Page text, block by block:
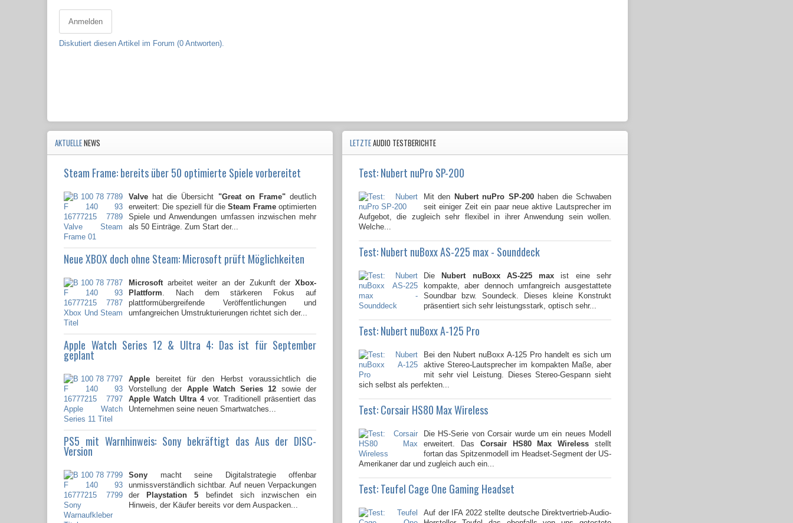
Anmelden
Diskutiert diesen Artikel im Forum (0 Antworten).
AKTUELLENEWS
Steam Frame: bereits über 50 optimierte Spiele vorbereitet
Valve hat die Übersicht "Great on Frame"deutlich
erweitert: Die speziell für die Steam Frame optimierten
Spiele und Anwendungen umfassen inzwischen mehr
als 50 Einträge. Zum Start der...
Neue XBOX doch ohne Steam: Microsoft prüft Möglichkeiten
Microsoft arbeitet weiter an der Zukunft der Xbox-
Plattform . Nach dem stärkeren Fokus auf
plattformübergreifende Veröffentlichungen und
umfangreichen Umstrukturierungen richtet sich der...
Apple Watch Series 12 & Ultra 4: Das ist für September
geplant
Apple bereitet für den Herbst voraussichtlich die
Vorstellung der Apple Watch Series 12 sowie der
Apple Watch Ultra 4vor. Traditionell präsentiert das
Unternehmen seine neuen Smartwatches...
PS5 mit Warnhinweis: Sony bekräftigt das Aus der DISC-
Version
Sony macht seine Digitalstrategie offenbar
unmissverständlich sichtbar. Auf neuen Verpackungen
derPlaystation 5 befindet sich inzwischen ein
Hinweis, der Käufer bereits vor dem Auspacken...
LETZTEAUDIO TESTBERICHTE
Test: Nubert nuPro SP-200
Mit den Nubert nuPro SP-200haben die Schwaben
seit einiger Zeit ein paar neue aktive Lautsprecher im
Aufgebot, die zugleich sehr flexibel in ihrer Anwendung sein wollen.
Welche...
Test: Nubert nuBoxx AS-225 max - Sounddeck
DieNubert nuBoxx AS-225 max ist eine sehr
kompakte, aber dennoch umfangreich ausgestattete
Soundbar bzw. Soundeck. Dieses kleine Konstrukt
präsentiert sich sehr leistungsstark, optisch sehr...
Test: Nubert nuBoxx A-125 Pro
Bei den Nubert nuBoxx A-125 Pro handelt es sich um
aktive Stereo-Lautsprecher im kompakten Maße, aber
mit sehr viel Leistung. Dieses Stereo-Gespann sieht
sich selbst als perfekten...
Test: Corsair HS80 Max Wireless
Die HS-Serie von Corsair wurde um ein neues Modell
erweitert. Das Corsair HS80 Max Wireless stellt
fortan das Spitzenmodell im Headset-Segment der US-
Amerikaner dar und zugleich auch ein...
Test: Teufel Cage One Gaming Headset
Auf der IFA 2022 stellte deutsche Direktvertrieb-Audio-